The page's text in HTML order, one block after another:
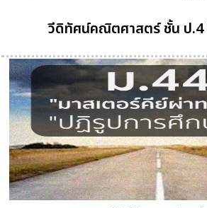
วีดิทัศน์คณิตศาสตร์ ชั้น ป.4